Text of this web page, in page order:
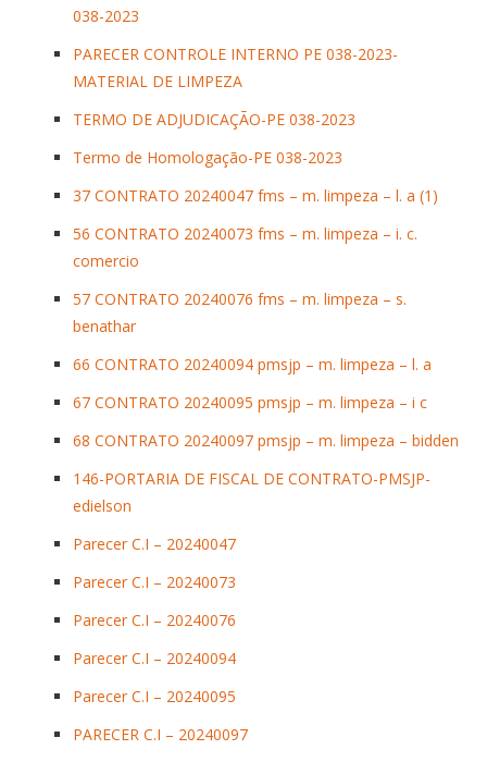
038-2023
PARECER CONTROLE INTERNO PE 038-2023-
MATERIAL DE LIMPEZA
TERMO DE ADJUDICAÇÃO-PE 038-2023
Termo de Homologação-PE 038-2023
37 CONTRATO 20240047 fms – m. limpeza – l. a (1)
56 CONTRATO 20240073 fms – m. limpeza – i. c.
comercio
57 CONTRATO 20240076 fms – m. limpeza – s.
benathar
66 CONTRATO 20240094 pmsjp – m. limpeza – l. a
67 CONTRATO 20240095 pmsjp – m. limpeza – i c
68 CONTRATO 20240097 pmsjp – m. limpeza – bidden
146-PORTARIA DE FISCAL DE CONTRATO-PMSJP-
edielson
Parecer C.I – 20240047
Parecer C.I – 20240073
Parecer C.I – 20240076
Parecer C.I – 20240094
Parecer C.I – 20240095
PARECER C.I – 20240097